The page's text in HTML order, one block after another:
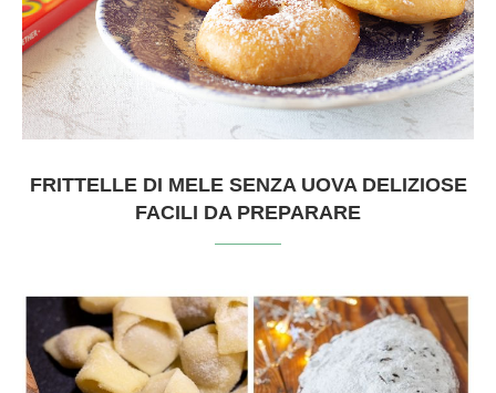
FRITTELLE DI MELE SENZA UOVA DELIZIOSE
FACILI DA PREPARARE